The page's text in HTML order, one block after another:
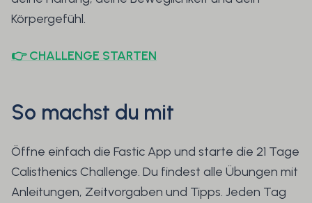
Körpergefühl.
👉️ CHALLENGE STARTEN
So machst du mit
Öffne einfach die Fastic App und starte die 21 Tage
Calisthenics Challenge. Du findest alle Übungen mit
Anleitungen, Zeitvorgaben und Tipps. Jeden Tag